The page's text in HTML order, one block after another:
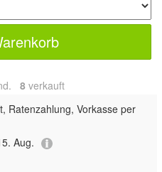
8 verkauft
Ratenzahlung, Vorkasse per
Aug.